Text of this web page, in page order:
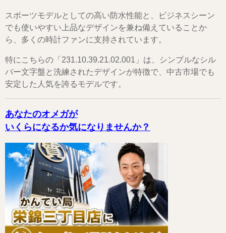
スポーツモデルとしての高い防水性能と、ビジネスシーン
でも使いやすい上品なデザインを兼ね備えていることか
ら、多くの時計ファンに支持されています。
特にこちらの「231.10.39.21.02.001」は、シンプルなシル
バー文字盤と洗練されたデザインが特徴で、中古市場でも
安定した人気を誇るモデルです。
あなたのオメガが
いくらになるか気になりませんか？